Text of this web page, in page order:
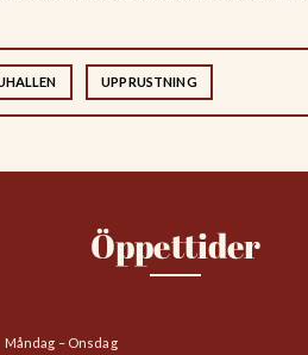
UPPRUSTNING
Öppettider
Måndag – Onsdag